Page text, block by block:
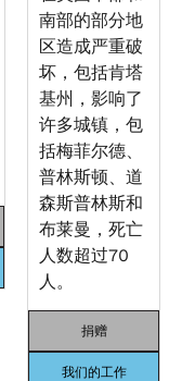
南部的部分地
区造成严重破
坏，包括肯塔
基州，影响了
许多城镇，包
括梅菲尔德、
普林斯顿、道
森斯普林斯和
布莱曼，死亡
人数超过70
人。
捐赠
我们的工作